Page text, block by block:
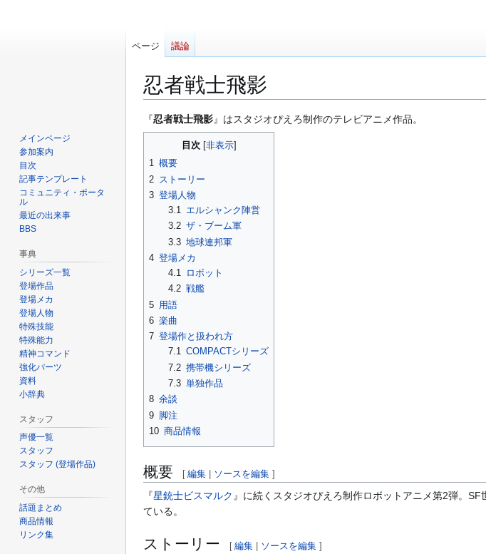
忍者戦士飛影
ナ
ビ
ー
シ
ョ
動
検
索
移
動
『忍者戦士飛影』はスタジオぴえろ制作のテレビアニメ作品。
目次
1 概要
2 ストーリー
3 登場人物
3.1 エルシャンク陣営
3.2 ザ・ブーム軍
3.3 地球連邦軍
4 登場メカ
4.1
ロボット
4.2 戦艦
5 用語
6 楽曲
7 登場作と扱われ方
7.1 COMPACTシリーズ
7.2 携帯機シリーズ
7.3 単独作品
8 余談
9 脚注
10 商品情報
概要 [ 編集 ソースを編集 ]
『星銃士ビスマルク』に続くスタジオぴえろ制作ロボットアニメ第2弾。SF
ている。
ストーリー [ 編集 ソースを編集 ]
ページ 議論
メインページ
参加案内
目次
記事テンプレート
コミュニティ・ポータ
ル
最近の出来事
BBS
事典
シリーズ一覧
登場作品
登場メカ
登場人物
特殊技能
特殊能力
精神コマンド
強化パーツ
資料
小辞典
スタッフ
声優一覧
スタッフ
スタッフ (登場作品)
その他
話題まとめ
商品情報
リンク集